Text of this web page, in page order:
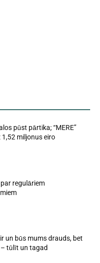
pūst pārtika; “MERE”
1,52 miljonus eiro
regulāriem
un būs mums drauds, bet
tūlīt un tagad